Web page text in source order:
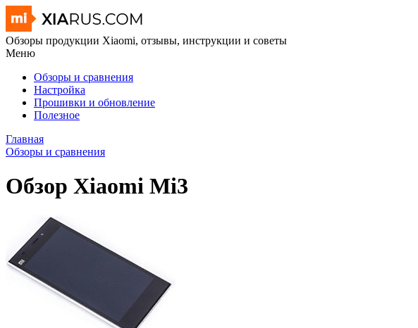
Обзоры продукции Xiaomi, отзывы, инструкции и советы
Меню
Обзоры и сравнения
Настройка
Прошивки и обновление
Полезное
Главная
Обзоры и сравнения
Обзор Xiaomi Mi3